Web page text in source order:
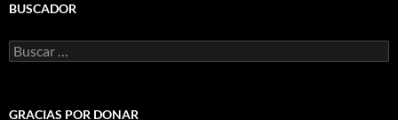
BUSCADOR
Buscar:
GRACIAS POR DONAR